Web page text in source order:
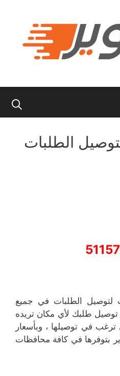
الطلبات
لتوصيل الطلبات في جميع
طلبك لأي مكان تريده
في توصيلها ، وبأسعار
بتوفرها في كافة محافظات